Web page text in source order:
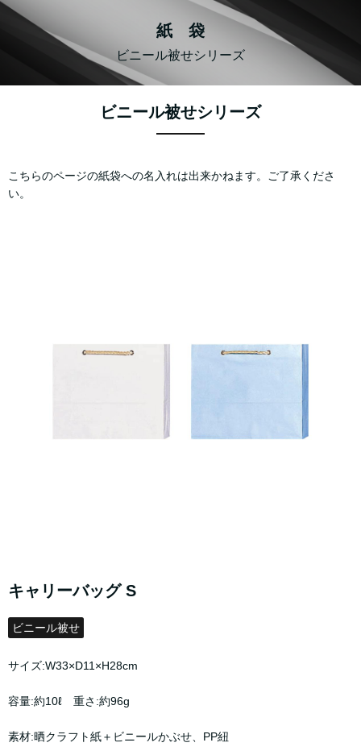
紙 袋
ビニール被せシリーズ
ビニール被せシリーズ
こちらのページの紙袋への名入れは出来かねます。ご了承くださ
い。
キャリーバッグ S
ビニール被せ
サイズ:W33×D11×H28cm
容量:約10ℓ 重さ:約96g
素材:晒クラフト紙＋ビニールかぶせ、PP紐